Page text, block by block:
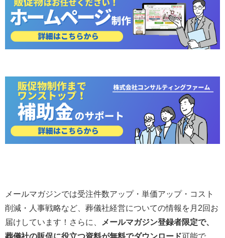
メールマガジンでは受注件数アップ・単価アップ・コスト
削減・人事戦略など、葬儀社経営についての情報を月2回お
届けしています！さらに、
メールマガジン登録者限定で、
葬儀社の販促に役立つ資料が無料でダウンロード可能で